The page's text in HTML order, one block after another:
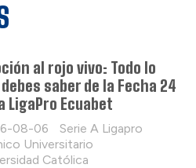
al rojo vivo: Todo lo
saber de la Fecha 24
LigaPro Ecuabet
08-06
Serie A Ligapro
Universitario
Católica